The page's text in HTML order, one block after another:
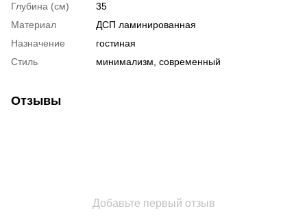
Глубина (см)
35
Материал
ДСП ламинированная
Назначение
гостиная
Стиль
минимализм, современный
Отзывы
Добавьте первый отзыв